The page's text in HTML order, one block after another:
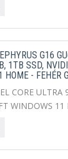
G16
1TB SSD,
HOME - FEHÉR
CORE ULTRA
WINDOWS 11